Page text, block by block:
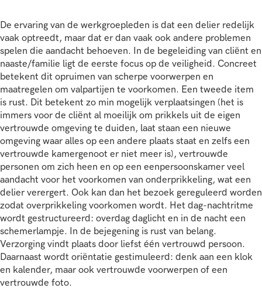
De ervaring van de werkgroepleden is dat een delier redelijk
vaak optreedt, maar dat er dan vaak ook andere problemen
spelen die aandacht behoeven. In de begeleiding van cliënt en
naaste/familie ligt de eerste focus op de veiligheid. Concreet
betekent dit opruimen van scherpe voorwerpen en
maatregelen om valpartijen te voorkomen. Een tweede item
is rust. Dit betekent zo min mogelijk verplaatsingen (het is
immers voor de cliënt al moeilijk om prikkels uit de eigen
vertrouwde omgeving te duiden, laat staan een nieuwe
omgeving waar alles op een andere plaats staat en zelfs een
vertrouwde kamergenoot er niet meer is), vertrouwde
personen om zich heen en op een eenpersoonskamer veel
aandacht voor het voorkomen van onderprikkeling, wat een
delier verergert. Ook kan dan het bezoek gereguleerd worden
zodat overprikkeling voorkomen wordt. Het dag-nachtritme
wordt gestructureerd: overdag daglicht en in de nacht een
schemerlampje. In de bejegening is rust van belang.
Verzorging vindt plaats door liefst één vertrouwd persoon.
Daarnaast wordt oriëntatie gestimuleerd: denk aan een klok
en kalender, maar ook vertrouwde voorwerpen of een
vertrouwde foto.